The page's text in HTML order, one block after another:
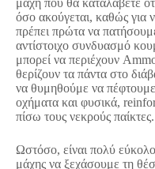
μάχη που θα καταλάβετε
όσο ακούγεται, καθώς για
πρέπει πρώτα να
αντίστοιχο συνδυασμό
μπορεί να περιέχουν
θερίζουν τα πάντα στο
να θυμηθούμε να
οχήματα και φυσικά,
πίσω τους νεκρούς παίκτες.
Ωστόσο, είναι πολύ
μάχης να ξεχάσουμε τη